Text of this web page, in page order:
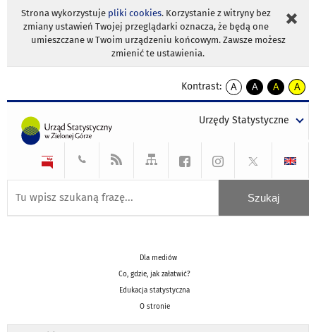
Strona wykorzystuje pliki cookies. Korzystanie z witryny bez
zmiany ustawień Twojej przeglądarki oznacza, że będą one
umieszczane w Twoim urządzeniu końcowym. Zawsze możesz
zmienić te ustawienia.
Kontrast:
A
kontrast
A
kontrast
tekst
czarnym
A
kontrast
tekst
czarnym
A
tekst
żółtym
Urzędy Statystyczne
Dla mediów
Co, gdzie, jak załatwić?
Edukacja statystyczna
O stronie